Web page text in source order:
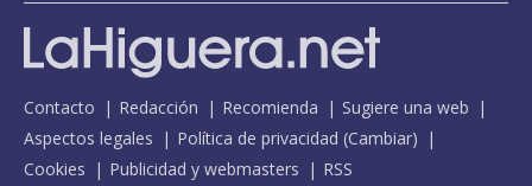
Contacto Redacción Recomienda
Sugiere una web
Aspectos legales
Política de privacidad (Cambiar)
Cookies
Publicidad y webmasters RSS